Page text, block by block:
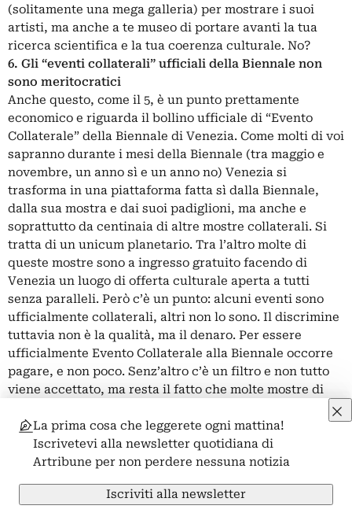
(solitamente una mega galleria) per mostrare i suoi
artisti, ma anche a te museo di portare avanti la tua
ricerca scientifica e la tua coerenza culturale. No?
6. Gli “eventi collaterali” ufficiali della Biennale non
sono meritocratici
Anche questo, come il 5, è un punto prettamente
economico e riguarda il bollino ufficiale di “Evento
Collaterale” della Biennale di Venezia. Come molti di voi
sapranno durante i mesi della Biennale (tra maggio e
novembre, un anno sì e un anno no) Venezia si
trasforma in una piattaforma fatta sì dalla Biennale,
dalla sua mostra e dai suoi padiglioni, ma anche e
soprattutto da centinaia di altre mostre collaterali. Si
tratta di un unicum planetario. Tra l’altro molte di
queste mostre sono a ingresso gratuito facendo di
Venezia un luogo di offerta culturale aperta a tutti
senza paralleli. Però c’è un punto: alcuni eventi sono
ufficialmente collaterali, altri non lo sono. Il discrimine
tuttavia non è la qualità, ma il denaro. Per essere
ufficialmente Evento Collaterale alla Biennale occorre
pagare, e non poco. Senz’altro c’è un filtro e non tutto
viene accettato, ma resta il fatto che molte mostre di
mentre altre superficiali o commerciali lo sono
essendosi potute permettere di pagare la Fondazione
Biennale per ottenere quel riconoscimento. È una
andrebbe in qualche modo affrontata.
La prima cosa che leggerete ogni mattina!
Iscrivetevi alla newsletter quotidiana di
Artribune per non perdere nessuna notizia
Iscriviti alla newsletter